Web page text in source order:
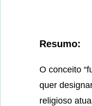
Resumo:
O conceito
quer
religioso